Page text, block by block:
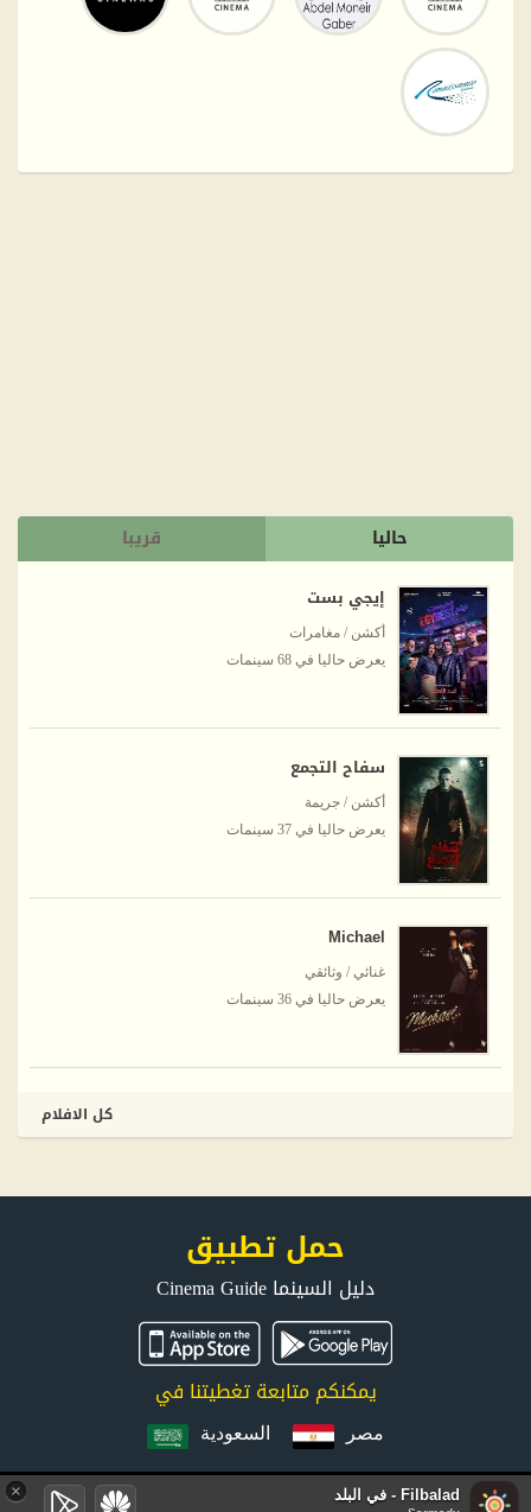
حاليا قريبا
إيجي بست
أكشن / مغامرات
يعرض حاليا في 68 سينمات
سفاح التجمع
أكشن / جريمة
يعرض حاليا في 37 سينمات
Michael
غنائي / وثائقي
يعرض حاليا في 36 سينمات
كل الافلام
حمل تطبيق
دليل السينما Cinema Guide
يمكنكم متابعة تغطيتنا في
مصر السعودية
جميع الحقوق محفوظة © 2026 FilBalad.com. موقع في البلد يتم إدارته وتطويره بواسطة × Filbalad - في البلد